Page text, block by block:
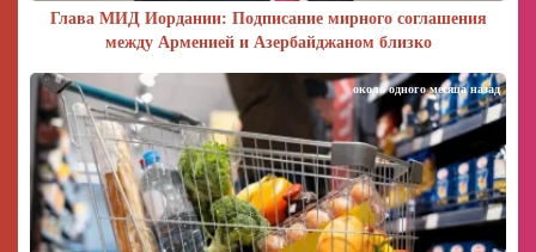
Глава МИД Иордании: Подписание мирного соглашения
между Арменией и Азербайджаном близко
около одного месяца назад